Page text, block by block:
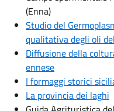
(Enna)
Studio del
qualitativa degli oli
Diffusione della
ennese
I formaggi storici
La provincia dei laghi